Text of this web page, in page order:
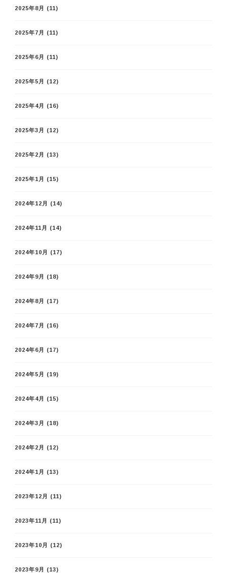
2025年8月 (11)
2025年7月 (11)
2025年6月 (11)
2025年5月 (12)
2025年4月 (16)
2025年3月 (12)
2025年2月 (13)
2025年1月 (15)
2024年12月 (14)
2024年11月 (14)
2024年10月 (17)
2024年9月 (18)
2024年8月 (17)
2024年7月 (16)
2024年6月 (17)
2024年5月 (19)
2024年4月 (15)
2024年3月 (18)
2024年2月 (12)
2024年1月 (13)
2023年12月 (11)
2023年11月 (11)
2023年10月 (12)
2023年9月 (13)